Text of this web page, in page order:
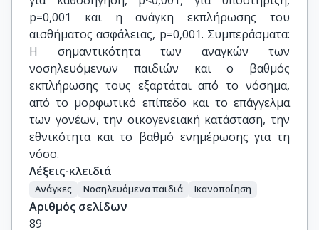
p=0,001 και η ανάγκη εκπλήρωσης του
αισθήματος ασφάλειας, p=0,001. Συμπεράσματα:
Η σημαντικότητα των αναγκών των
νοσηλευόμενων παιδιών και ο βαθμός
εκπλήρωσης τους εξαρτάται από το νόσημα,
από το μορφωτικό επίπεδο και το επάγγελμα
των γονέων, την οικογενειακή κατάσταση, την
εθνικότητα και το βαθμό ενημέρωσης για τη
νόσο.
Λέξεις-κλειδιά
Aνάγκες Νοσηλευόμενα παιδιά Ικανοποίηση
Αριθμός σελίδων
89